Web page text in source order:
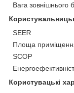
Вага зовнішнього
SEER
Площа
SCOP
Користувацькi